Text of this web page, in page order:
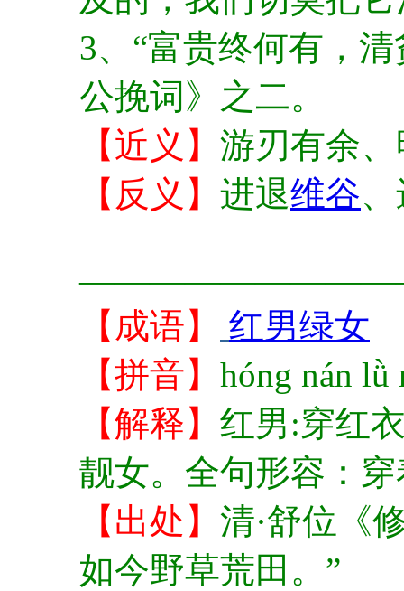
3、“富贵终何有，
公挽词》之二。
【近义】 游刃有余
【反义】 进退维谷
【成语】
红男绿女
【拼音】 hóng nán lǜ
【解释】 红男:穿红
靓女。全句形容：
【出处】 清·舒位《
如今野草荒田。”